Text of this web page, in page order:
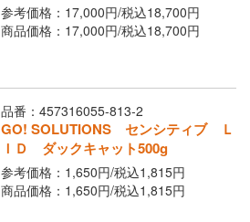
参考価格：17,000円/税込18,700円
商品価格：17,000円/税込18,700円
品番：457316055-813-2
GO! SOLUTIONS センシティブ Ｌ
ＩＤ ダックキャット500g
参考価格：1,650円/税込1,815円
商品価格：1,650円/税込1,815円